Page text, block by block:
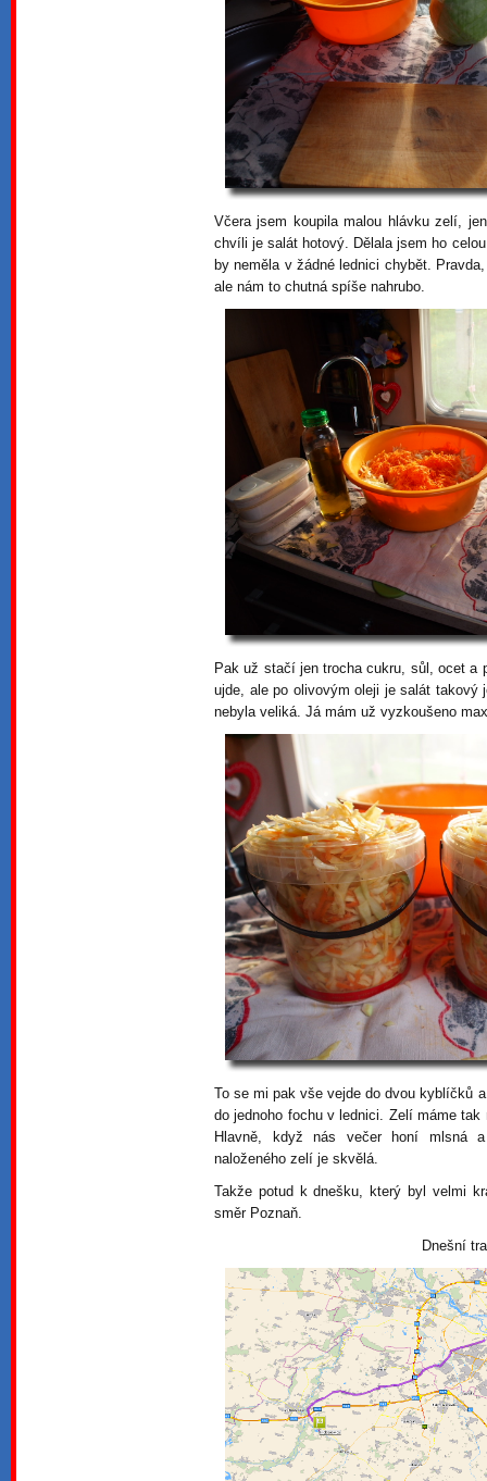
Včera jsem koupila malou hlávku zelí,
chvíli je salát hotový. Dělala jsem ho
by neměla v žádné lednici chybět.
ale nám to chutná spíše nahrubo.
Pak už stačí jen trocha cukru, sůl, ocet a
ujde, ale po olivovým oleji je salát
nebyla veliká. Já mám už vyzkoušeno
To se mi pak vše vejde do dvou kyblíčků
do jednoho fochu v lednici. Zelí máme
Hlavně, když nás večer honí mlsná
naloženého zelí je skvělá.
Takže potud k dnešku, který byl velmi
směr Poznaň.
Dnešní